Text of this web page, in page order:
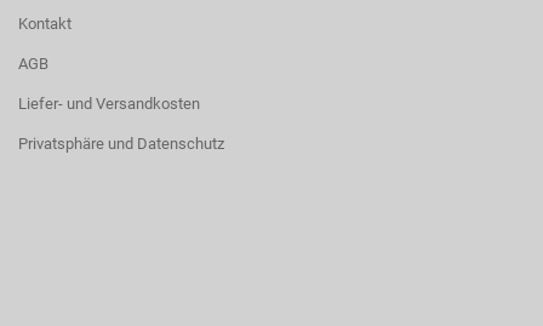
Kontakt
AGB
Liefer- und Versandkosten
Privatsphäre und Datenschutz